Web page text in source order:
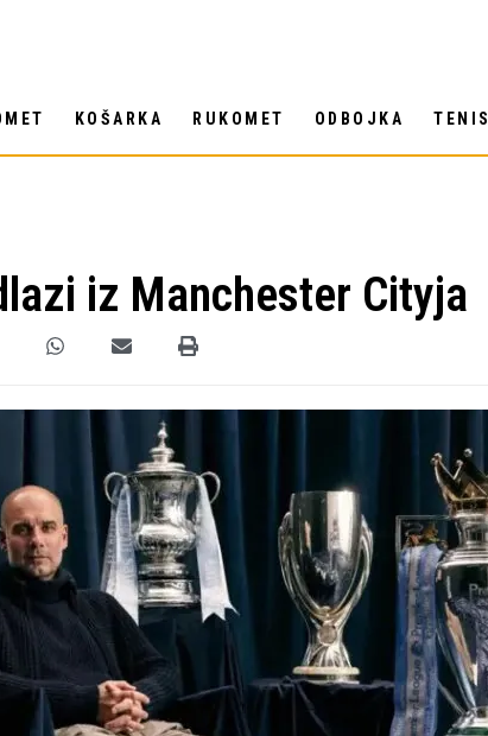
KOŠARKA RUKOMET ODBOJKA TENIS
iz Manchester Cityja